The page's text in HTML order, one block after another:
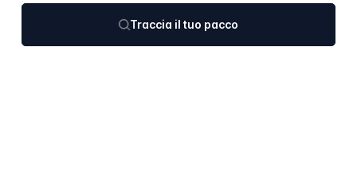
Traccia il tuo pacco